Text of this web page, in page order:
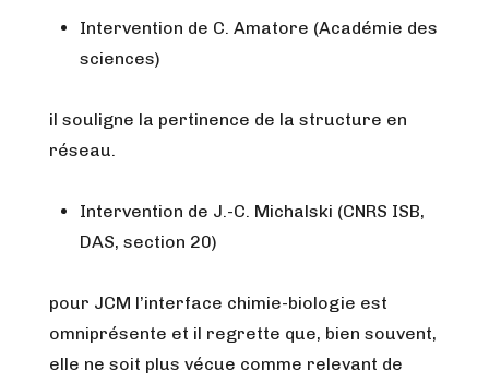
Intervention de C. Amatore (Académie des
sciences)
il souligne la pertinence de la structure en
réseau.
Intervention de J.-C. Michalski (CNRS ISB,
DAS, section 20)
pour JCM l’interface chimie-biologie est
omniprésente et il regrette que, bien souvent,
elle ne soit plus vécue comme relevant de